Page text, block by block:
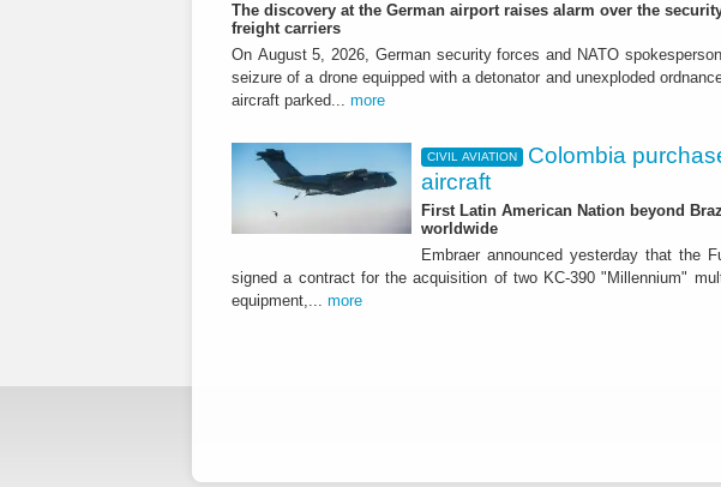
The discovery at the German airport raises alarm over the
freight carriers
On August 5, 2026, German security forces and NATO
seizure of a drone equipped with a detonator and unexploded
aircraft parked... more
CIVIL AVIATION
Colombia
aircraft
First Latin American Nation beyond
worldwide
Embraer announced yesterday that the
signed a contract for the acquisition of two KC-390 "Millennium"
equipment,... more